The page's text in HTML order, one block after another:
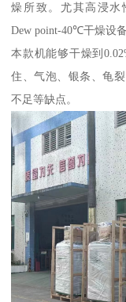
燥所致。尤其高浸水
Dew point-40℃干燥设备
本款机能够干燥到
住、气泡、银条、龟
不足等缺点。